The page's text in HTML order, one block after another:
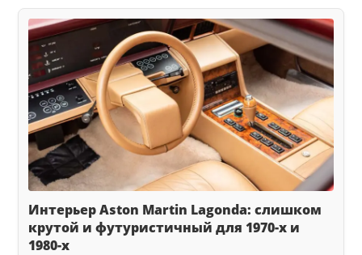
Интерьер Aston Martin Lagonda: слишком
крутой и футуристичный для 1970-х и
1980-х